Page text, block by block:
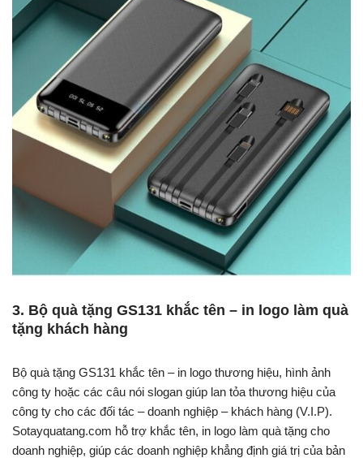
3. Bộ quà tặng GS131 khắc tên – in logo làm quà
tặng khách hàng
Bộ quà tặng GS131 khắc tên – in logo thương hiệu, hình ảnh
công ty hoặc các câu nói slogan giúp lan tỏa thương hiệu của
công ty cho các đối tác – doanh nghiệp – khách hàng (V.I.P).
Sotayquatang.com hỗ trợ khắc tên, in logo làm quà tặng cho
doanh nghiệp, giúp các doanh nghiệp khẳng định giá trị của bản